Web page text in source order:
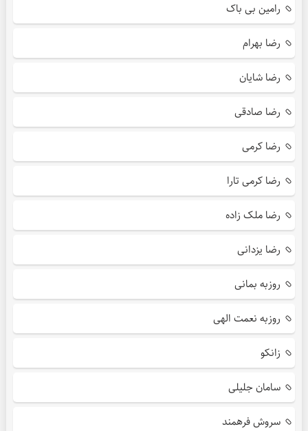
رامین بی باک
رضا بهرام
رضا شایان
رضا صادقی
رضا کرمی
رضا کرمی تارا
رضا ملک زاده
رضا یزدانی
روزبه بمانی
روزبه نعمت الهی
زانکو
سامان جلیلی
سروش فرهمند